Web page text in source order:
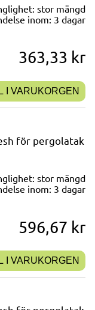
stor mängd
inom: 3 dagar
363,33 kr
I VARUKORGEN
för pergolatak
stor mängd
inom: 3 dagar
596,67 kr
I VARUKORGEN